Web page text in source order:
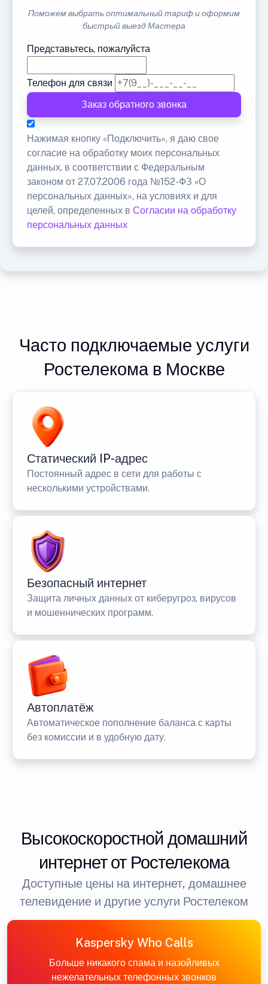
Поможем выбрать оптимальный тариф и оформим
быстрый выезд Мастера
Представьтесь, пожалуйста
Телефон для связи
Заказ обратного звонка
Нажимая кнопку «Подключить», я даю свое
согласие на обработку моих персональных
данных, в соответствии с Федеральным
законом от 27.07.2006 года №152-ФЗ «О
персональных данных», на условиях и для
целей, определенных в Согласии на обработку
персональных данных
Часто подключаемые услуги
Ростелекома в Москве
Статический IP-адрес
Постоянный адрес в сети для работы с
несколькими устройствами.
Безопасный интернет
Защита личных данных от киберугроз, вирусов
и мошеннических программ.
Автоплатёж
Автоматическое пополнение баланса с карты
без комиссии и в удобную дату.
Высокоскоростной домашний
интернет от Ростелекома
Доступные цены на интернет, домашнее
телевидение и другие услуги Ростелеком
Kaspersky Who Calls
Больше никакого спама и назойливых
нежелательных телефонных звонков